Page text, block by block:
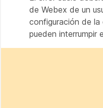
de Webex de un
configuración de
pueden interrumpir